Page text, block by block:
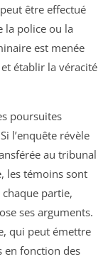
être effectué
la police ou la
est menée
établir la véracité
poursuites
l’enquête révèle
au tribunal
les témoins sont
partie,
ses arguments.
qui peut émettre
en fonction des